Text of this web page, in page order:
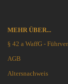
MEHR ÜBER...
§ 42 a WaffG -
AGB
Altersnachweis